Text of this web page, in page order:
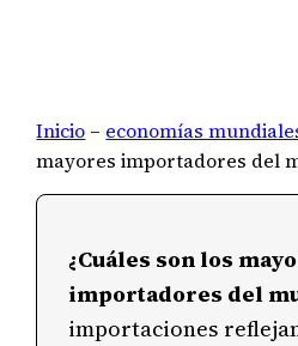
Inicio – economías
mayores importadores del
¿Cuáles son los
importadores del
importaciones